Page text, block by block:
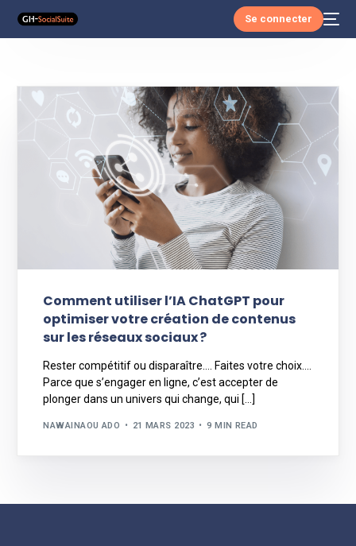
Se connecter
Comment utiliser l’IA ChatGPT pour
optimiser votre création de contenus
sur les réseaux sociaux ?
Rester compétitif ou disparaître…. Faites votre choix….
Parce que s’engager en ligne, c’est accepter de
plonger dans un univers qui change, qui […]
NAWAINAOU ADO 21 MARS 2023 9 MIN READ